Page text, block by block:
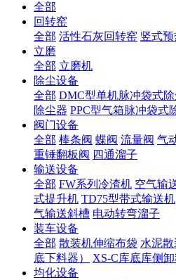
全部
回转窑
全部 活性石灰回转窑 竖式预
立磨
全部 立磨机
除尘设备
全部 DMC型单机脉冲袋式
除尘器 PPC型气箱脉冲袋式
阀门设备
全部 棒条阀 蝶阀 流量阀 气
重锤翻板阀 四通溜子
输送设备
全部 FW系列冷渣机 空气输
式提升机 TD75型带式输送机
气输送斜槽 电动转弯溜子
装车设备
全部 散装机伸缩布袋 水泥
底下料器）
XS-C库底库侧
均化设备